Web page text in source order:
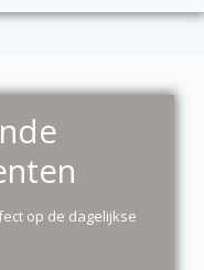
op de dagelijkse